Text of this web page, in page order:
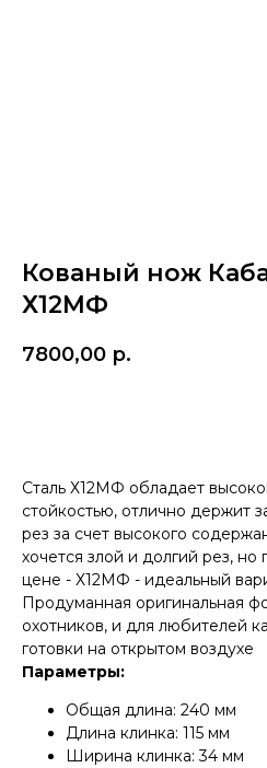
Кованый нож
Х12МФ
7800,00 р.
Сталь Х12МФ обладает
стойкостью, отлично держит
рез за счет высокого
хочется злой и долгий рез,
цене - Х12МФ - идеальный
Продуманная оригинальная
охотников, и для любителей
готовки на открытом воздухе
Параметры:
Общая длина: 240 мм
Длина клинка: 115 мм
Ширина клинка: 34 мм